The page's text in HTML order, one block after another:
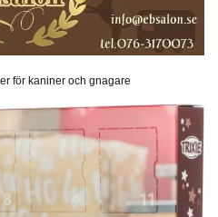
för kaniner och gnagare